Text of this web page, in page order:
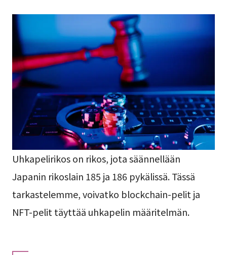
Uhkapelirikos on rikos, jota säännellään
Japanin rikoslain 185 ja 186 pykälissä. Tässä
tarkastelemme, voivatko blockchain-pelit ja
NFT-pelit täyttää uhkapelin määritelmän.